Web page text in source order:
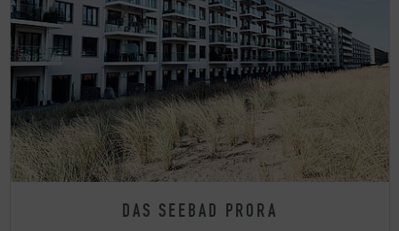
DAS SEEBAD PRORA